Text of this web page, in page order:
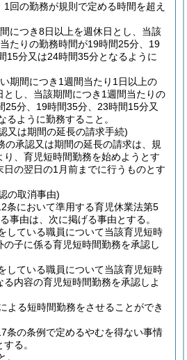
回の勤務が規則で定める時間を超え
につき8日以上を週休日とし、当該
たりの勤務時間が19時間25分、19
15分又は24時間35分となるように
期間につき1週間当たり1日以上の
とし、当該期間につき1週間当たりの
25分、19時間35分、23時間15分又
るように勤務すること。
又は期間の延長の請求手続)
の承認又は期間の延長の請求は、規
り、育児短時間勤務を始めようとす
日の翌日の1月前までに行うものとす
の取消事由)
条において準用する育児休業法第5
事由は、次に掲げる事由とする。
している職員について当該育児短時
の子に係る育児短時間勤務を承認し
している職員について当該育児短時
る内容の育児短時間勤務を承認しよ
よる短時間勤務をさせることができ
条の条例で定めるやむを得ない事情
る。
。